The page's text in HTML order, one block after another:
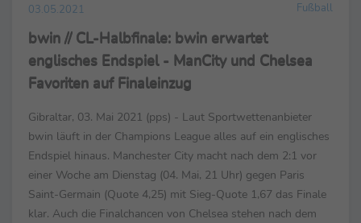
03.05.2021 Fußball
bwin // CL-Halbfinale: bwin erwartet
englisches Endspiel - ManCity und Chelsea
Favoriten auf Finaleinzug
Gibraltar, 03. Mai 2021 (pps) - Laut Sportwettenanbieter
bwin läuft in der Champions League alles auf ein englisches
Endspiel hinaus. Manchester City macht nach dem 2:1 vor
einer Woche am Dienstag (04. Mai, 21 Uhr) gegen Paris
Saint-Germain (Quote 4,25) mit Sieg-Quote 1,67 das Finale
klar. Auch die Finalchancen von Chelsea stehen nach dem